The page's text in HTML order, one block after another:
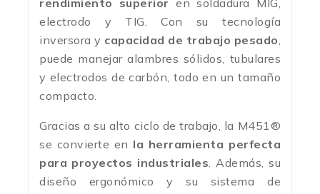
rendimiento superior en soldadura MIG,
electrodo y TIG. Con su tecnología
inversora y capacidad de trabajo pesado,
puede manejar alambres sólidos, tubulares
y electrodos de carbón, todo en un tamaño
compacto.
Gracias a su alto ciclo de trabajo, la M451®
se convierte en la herramienta perfecta
para proyectos industriales. Además, su
diseño ergonómico y su sistema de